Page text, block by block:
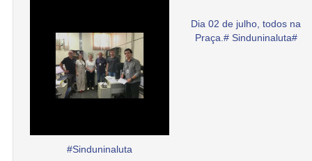
#Sinduninaluta
Dia 02 de julho, todos na
Praça.# Sinduninaluta#